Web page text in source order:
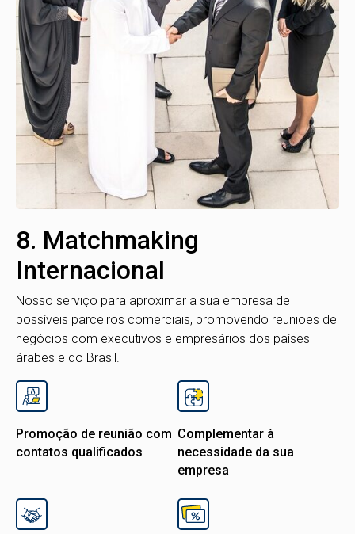
8. Matchmaking
Internacional
Nosso serviço para aproximar a sua empresa de
possíveis parceiros comerciais, promovendo reuniões de
negócios com executivos e empresários dos países
árabes e do Brasil.
Promoção de reunião com
contatos qualificados
Complementar à
necessidade da sua
empresa